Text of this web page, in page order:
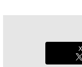
X